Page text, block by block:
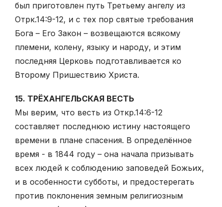
был приготовлен путь Третьему ангелу из
Отрк.14:9-12, и с тех пор святые требования
Бога – Его Закон – возвещаются всякому
племени, колену, языку и народу, и этим
последняя Церковь подготавливается ко
Второму Пришествию Христа.
15. ТРЁХАНГЕЛЬСКАЯ ВЕСТЬ
Мы верим, что весть из Откр.14:6-12
составляет последнюю истину настоящего
времени в плане спасения. В определённое
время - в 1844 году – она начала призывать
всех людей к соблюдению заповедей Божьих,
и в особенности субботы, и предостерегать
против поклонения земным религиозным